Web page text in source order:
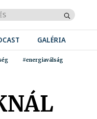
GALÉRIA
#energiaválság